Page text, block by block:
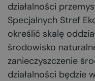
działalności
Specjalnych Stref
określić skalę
środowisko
zanieczyszczenie
działalności będzie